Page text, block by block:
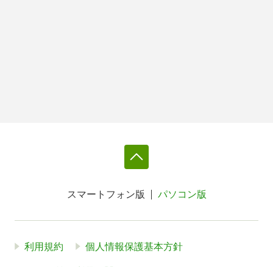
スマートフォン版 パソコン版
利用規約 個人情報保護基本方針